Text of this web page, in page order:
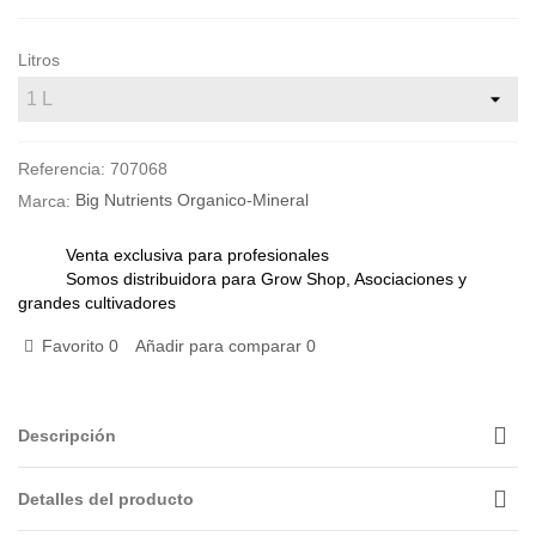
Litros
Referencia: 707068
Marca: Big Nutrients Organico-Mineral
Venta exclusiva para profesionales
Somos distribuidora para Grow Shop, Asociaciones y
grandes cultivadores
Favorito 0 Añadir para comparar 0
Descripción
Detalles del producto